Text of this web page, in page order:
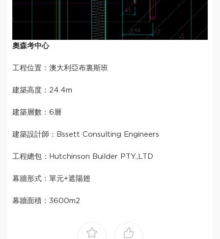
奧森考中心
工程位置：澳大利亞布裏斯班
建築高度：24.4m
建築層數：6層
建築設計師：Bssett Consulting Engineers
工程總包：Hutchinson Builder PTY.,LTD
幕牆形式：單元+遮陽翅
幕牆面積：3600m2